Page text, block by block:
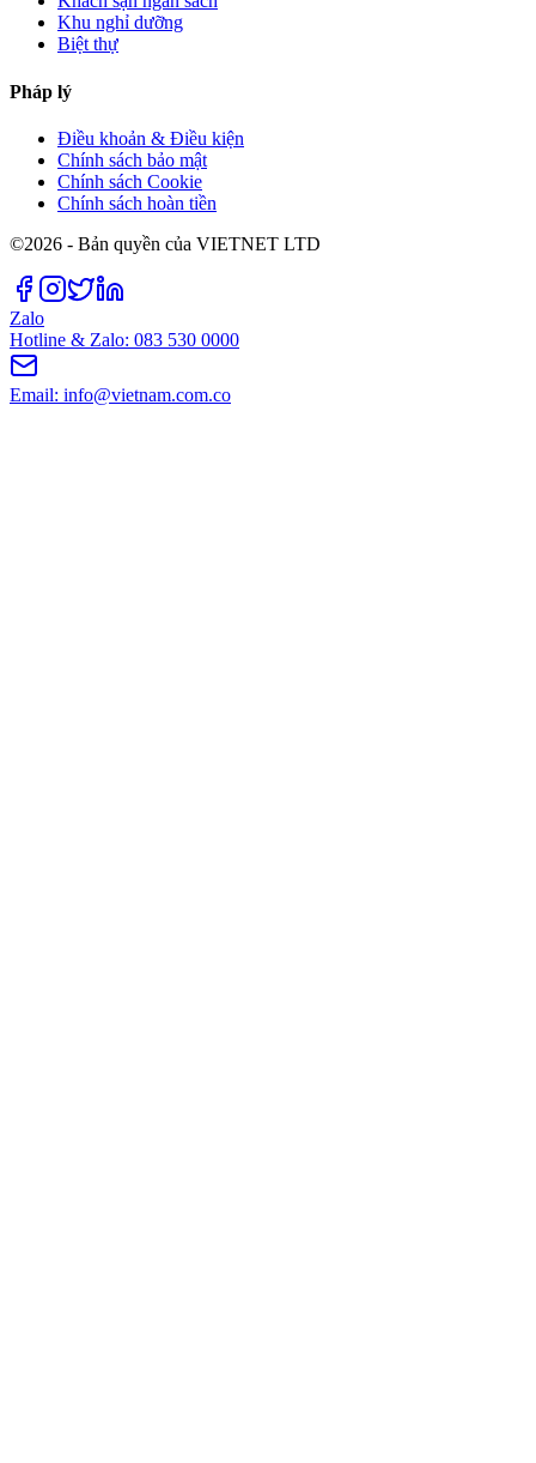
Khu nghỉ dưỡng
Biệt thự
Pháp lý
Điều khoản & Điều kiện
Chính sách bảo mật
Chính sách Cookie
Chính sách hoàn tiền
©2026 - Bản quyền của VIETNET LTD
Zalo
Hotline & Zalo: 083 530 0000
Email: info@vietnam.com.co